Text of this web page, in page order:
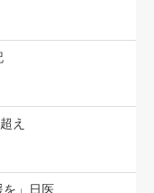
え
を」日医